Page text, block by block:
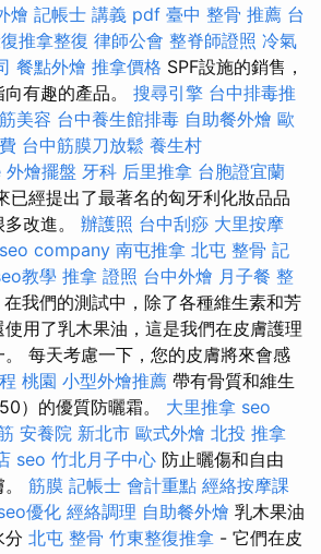
燴 記帳士 講義 pdf 臺中 整骨 推薦 台
推拿整復 律師公會 整脊師證照 冷氣
餐點外燴 推拿價格 SPF設施的銷售，
有趣的產品。 搜尋引擎 台中排毒推
美容 台中養生館排毒 自助餐外燴 歐
台中筋膜刀放鬆 養生村
外燴擺盤 牙科 后里推拿 台胞證宜蘭
已經提出了最著名的匈牙利化妝品品
改進。 辦護照 台中刮痧 大里按摩
seo company 南屯推拿 北屯 整骨 記
教學 推拿 證照 台中外燴 月子餐 整
我們的測試中，除了各種維生素和芳
用了乳木果油，這是我們在皮膚護理
每天考慮一下，您的皮膚將來會感
桃園 小型外燴推薦 帶有骨質和維生
）的優質防曬霜。 大里推拿 seo
安養院 新北市 歐式外燴 北投 推拿
seo 竹北月子中心 防止曬傷和自由
筋膜 記帳士 會計重點 經絡按摩課
優化 經絡調理 自助餐外燴 乳木果油
分 北屯 整骨 竹東整復推拿 - 它們在皮